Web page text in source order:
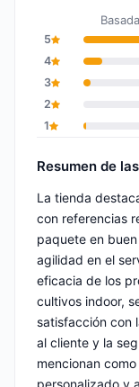
5
4
3
2
1
Resumen de
La tienda
con referencias
paquete en
agilidad en el
eficacia de los
cultivos indoor,
satisfacción con
al cliente y la
mencionan